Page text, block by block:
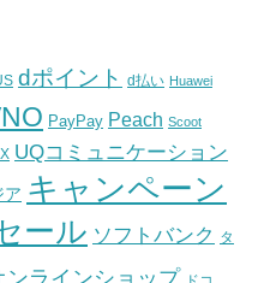
dポイント d払い Huawei
PayPay Peach Scoot
UQコミュニケーション
ア キャンペーン
ール ソフトバンク タ
ンラインショップ